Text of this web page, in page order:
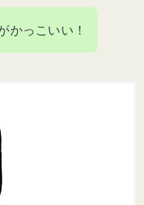
かっこいい！